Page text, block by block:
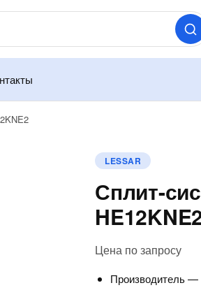
LESSAR
Сплит-
Цена по запросу
Производитель —